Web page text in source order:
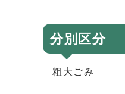
分別区分
粗大ごみ